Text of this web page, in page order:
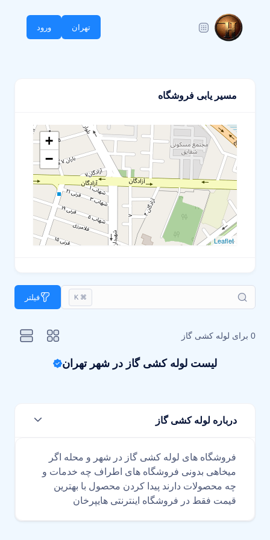
تهران ورود
مسیر یابی فروشگاه
+
−
Leaflet
⌘ K فیلتر
0 برای لوله کشی گاز
لیست لوله کشی گاز در شهر تهران
درباره لوله کشی گاز
فروشگاه های لوله کشی گاز در شهر و محله اگر
میخاهی بدونی فروشگاه های اطراف چه خدمات و
چه محصولات دارند پیدا کردن محصول با بهترین
قیمت فقط در فروشگاه اینترنتی هایپرخان